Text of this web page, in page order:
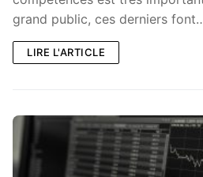
grand public, ces derniers
LIRE L'ARTICLE